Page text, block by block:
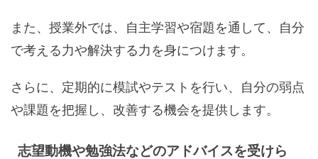
また、授業外では、自主学習や宿題を通して、自分
で考える力や解決する力を身につけます。
さらに、定期的に模試やテストを行い、自分の弱点
や課題を把握し、改善する機会を提供します。
志望動機や勉強法などのアドバイスを受けら